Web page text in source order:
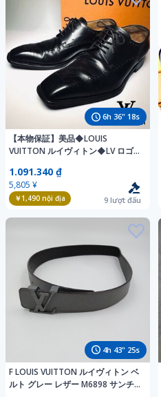
6h 36" 17s
【本物保証】美品◆LOUIS
VUITTON ルイヴィトン◆LV ロゴ
ューズ ローファー 革靴サイズ6 1/2
25.5cm相当
1.091.340 ₫
5,805 ¥
￥1,490nội địa 9 lượt đấu
4h 43" 24s
F LOUIS VUITTON ルイヴィトン ベ
ルト グレー レザー M6898 サンチ